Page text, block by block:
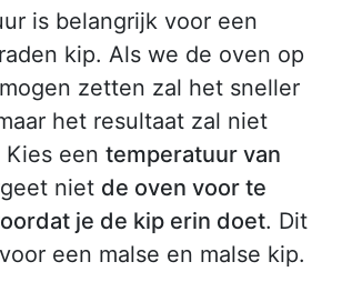
is belangrijk voor een
kip. Als we de oven op
zetten zal het sneller
het resultaat zal niet
een temperatuur van
niet de oven voor te
je de kip erin doet. Dit
een malse en malse kip.